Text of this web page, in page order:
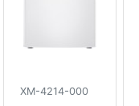
XM-4214-000